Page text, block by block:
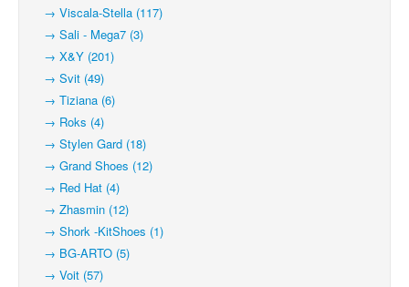
→ Viscala-Stella (117)
→ Sali - Mega7 (3)
→ X&Y (201)
→ Svit (49)
→ Tiziana (6)
→ Roks (4)
→ Stylen Gard (18)
→ Grand Shoes (12)
→ Red Hat (4)
→ Zhasmin (12)
→ Shork -KitShoes (1)
→ BG-ARTO (5)
→ Voit (57)